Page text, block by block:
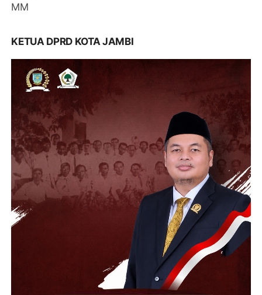
MM
KETUA DPRD KOTA JAMBI